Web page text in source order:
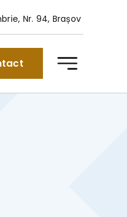
Nr. 94, Brașov